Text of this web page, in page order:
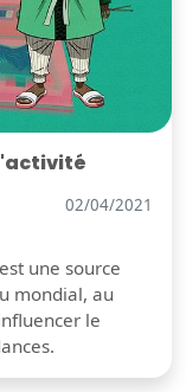
02/04/2021
une source
mondial, au
le